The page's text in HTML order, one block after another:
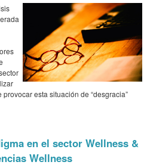
provocar esta situación de “desgracia”
en el sector Wellness &
Wellness